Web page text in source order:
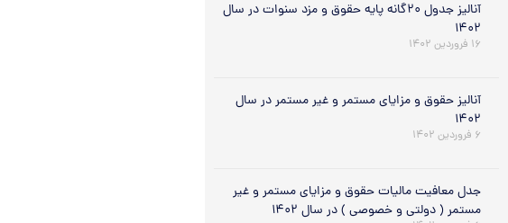
آنالیز جدول ۲۰گانه پایه حقوق و مزد سنوات در سال
۱۴۰۲
۱۶ فروردین ۱۴۰۲
آنالیز حقوق و مزایای مستمر و غیر مستمر در سال
۱۴۰۲
۶ فروردین ۱۴۰۲
جدل معافیت مالیات حقوق و مزایای مستمر و غیر
مستمر ( دولتی و خصوصی ) در سال ۱۴۰۲